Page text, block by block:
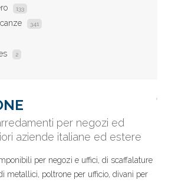
133
341
2
per negozi ed
aziende italiane ed estere
per negozi e uffici, di scaffalature
metallici, poltrone per ufficio, divani per